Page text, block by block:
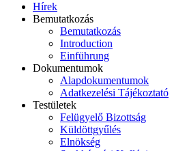
Hírek
Bemutatkozás
Bemutatkozás
Introduction
Einführung
Dokumentumok
Alapdokumentumok
Adatkezelési Tájékoztató
Testületek
Felügyelő Bizottság
Küldöttgyűlés
Elnökség